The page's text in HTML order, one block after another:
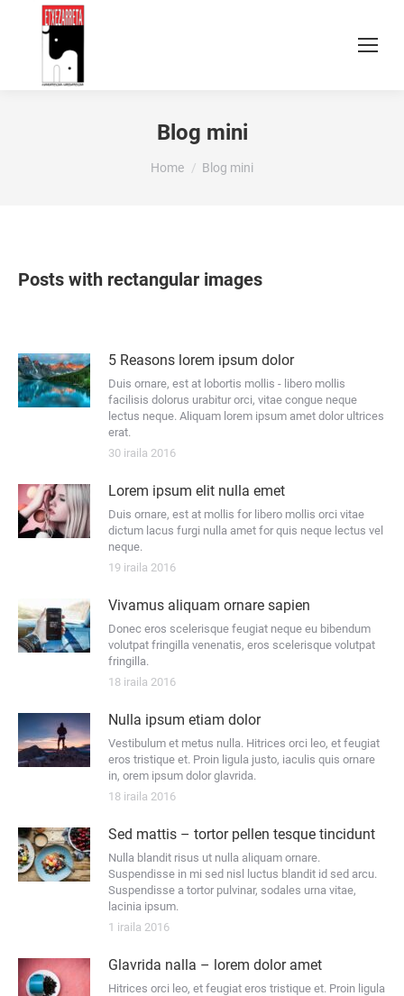
Blog mini
You are here:
Home Blog mini
Posts with rectangular images
5 Reasons lorem ipsum dolor
Duis ornare, est at lobortis mollis - libero mollis
facilisis dolorus urabitur orci, vitae congue neque
lectus neque. Aliquam lorem ipsum amet dolor ultrices
erat.
30 iraila 2016
Lorem ipsum elit nulla emet
Duis ornare, est at mollis for libero mollis orci vitae
dictum lacus furgi nulla amet for quis neque lectus vel
neque.
19 iraila 2016
Vivamus aliquam ornare sapien
Donec eros scelerisque feugiat neque eu bibendum
volutpat fringilla venenatis, eros scelerisque volutpat
fringilla.
18 iraila 2016
Nulla ipsum etiam dolor
Vestibulum et metus nulla. Hitrices orci leo, et feugiat
eros tristique et. Proin ligula justo, iaculis quis ornare
in, orem ipsum dolor glavrida.
18 iraila 2016
Sed mattis – tortor pellen tesque tincidunt
Nulla blandit risus ut nulla aliquam ornare.
Suspendisse in mi sed nisl luctus blandit id sed arcu.
Suspendisse a tortor pulvinar, sodales urna vitae,
lacinia ipsum.
1 iraila 2016
Glavrida nalla – lorem dolor amet
Hitrices orci leo, et feugiat eros tristique et. Proin ligula